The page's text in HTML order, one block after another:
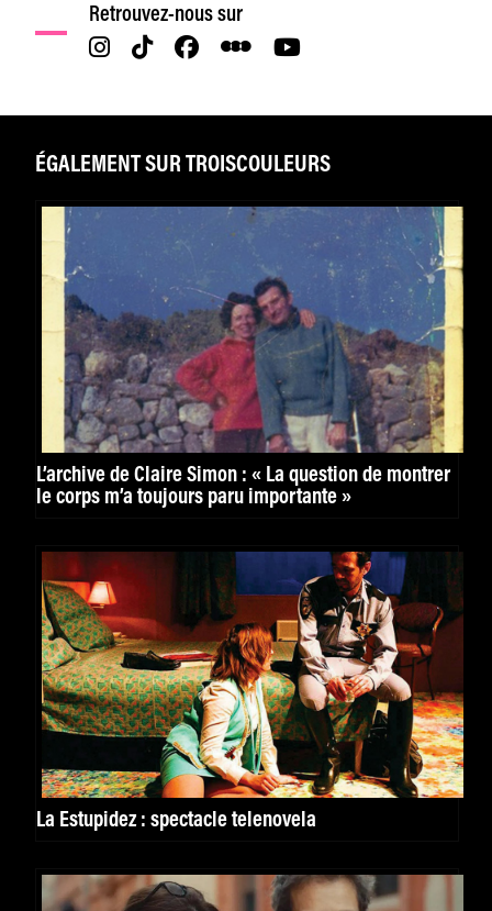
Retrouvez-nous sur
ÉGALEMENT SUR TROISCOULEURS
L’archive de Claire Simon : « La question de montrer
le corps m’a toujours paru importante »
La Estupidez : spectacle telenovela